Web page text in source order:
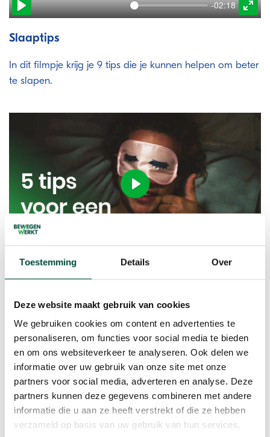
Toestemming Details Over
Deze website maakt gebruik van cookies
We gebruiken cookies om content en advertenties te
personaliseren, om functies voor social media te bieden
en om ons websiteverkeer te analyseren. Ook delen we
informatie over uw gebruik van onze site met onze
partners voor social media, adverteren en analyse. Deze
partners kunnen deze gegevens combineren met andere
informatie die u aan ze heeft verstrekt of die ze hebben
verzameld op basis van uw gebruik van hun services.
Play
-02:18
Slaaptips
In dit filmpje krijg je 9 tips die je kunnen helpen om beter
te slapen.
Play
Play
In dit filmpje wordt getest of het inderdaad waar is wat
de experts zeggen over wat je beter niet kan doen om
goed te kunnen slapen.